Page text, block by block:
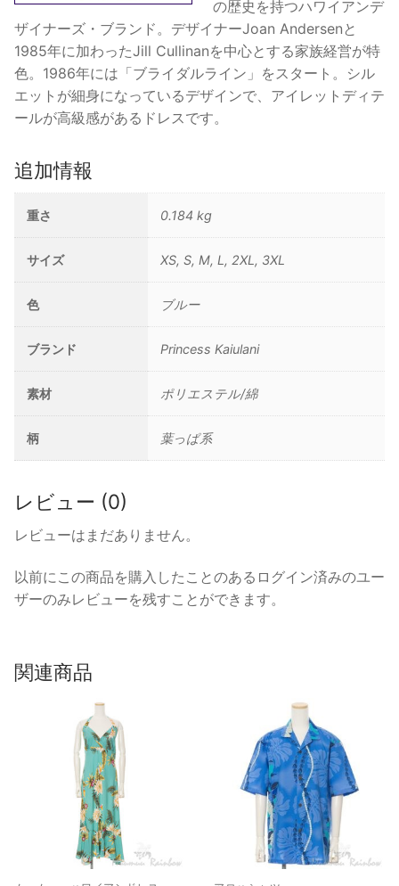
の歴史を持つハワイアンデ
ザイナーズ・ブランド。デザイナーJoan Andersenと
1985年に加わったJill Cullinanを中心とする家族経営が特
色。1986年には「ブライダルライン」をスタート。シル
エットが細身になっているデザインで、アイレットディテ
ールが高級感があるドレスです。
追加情報
重さ 0.184 kg
サイズ XS, S, M, L, 2XL, 3XL
色 ブルー
ブランド Princess Kaiulani
素材 ポリエステル/綿
柄 葉っぱ系
レビュー (0)
レビューはまだありません。
以前にこの商品を購入したことのあるログイン済みのユー
ザーのみレビューを残すことができます。
関連商品